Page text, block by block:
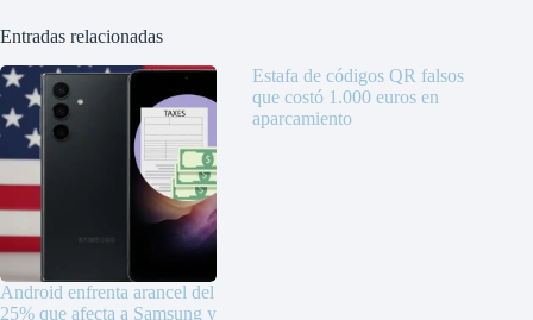
Entradas relacionadas
Android enfrenta arancel del
25% que afecta a Samsung y
Estafa de códigos QR falsos
que costó 1.000 euros en
aparcamiento